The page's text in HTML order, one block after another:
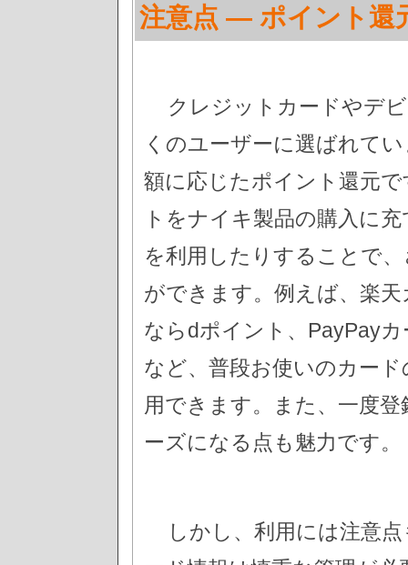
注意点 — ポイント還
クレジットカードやデ
くのユーザーに選ばれて
額に応じたポイント還元
トをナイキ製品の購入に
を利用したりすることで
ができます。例えば、楽
ならdポイント、PayPay
など、普段お使いのカー
用できます。また、一度
ーズになる点も魅力です。
しかし、利用には注意